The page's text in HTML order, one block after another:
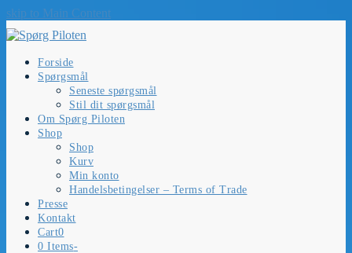
skip to Main Content
Forside
Spørgsmål
Seneste spørgsmål
Stil dit spørgsmål
Om Spørg Piloten
Shop
Shop
Kurv
Min konto
Handelsbetingelser – Terms of Trade
Presse
Kontakt
Cart0
0 Items-